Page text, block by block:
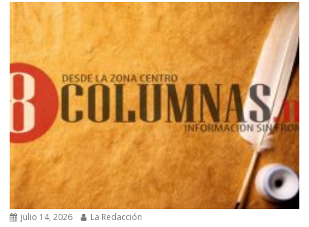
julio 14, 2026 La Redacción